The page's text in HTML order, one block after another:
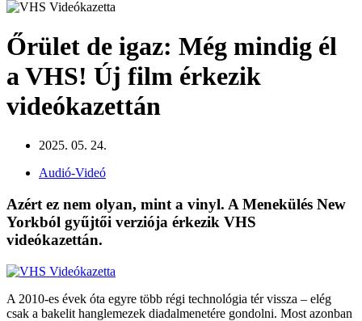
Őrület de igaz: Még mindig él
a VHS! Új film érkezik
videókazettán
2025. 05. 24.
Audió-Videó
Azért ez nem olyan, mint a vinyl. A Menekülés New
Yorkból gyűjtői verziója érkezik VHS
videókazettán.
A 2010-es évek óta egyre több régi technológia tér vissza – elég
csak a bakelit hanglemezek diadalmenetére gondolni. Most azonban